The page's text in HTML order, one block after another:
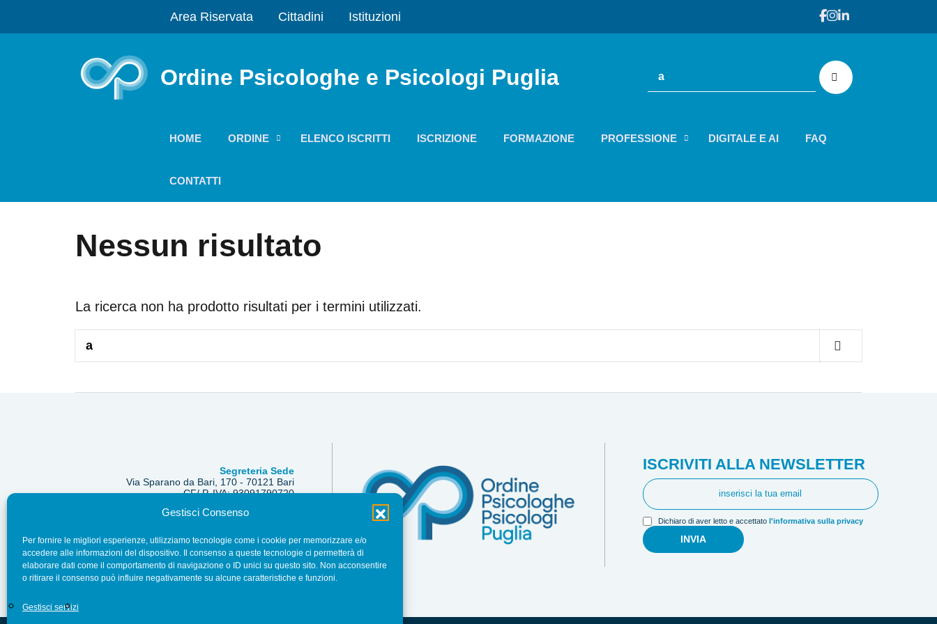
Gestisci Consenso
Per fornire le migliori esperienze, utilizziamo tecnologie come i cookie per memorizzare e/o
accedere alle informazioni del dispositivo. Il consenso a queste tecnologie ci permetterà di
elaborare dati come il comportamento di navigazione o ID unici su questo sito. Non acconsentire
o ritirare il consenso può influire negativamente su alcune caratteristiche e funzioni.
Gestisci servizi
Area Riservata Cittadini Istituzioni
Ordine Psicologhe e Psicologi Puglia
HOME ORDINE ELENCO ISCRITTI ISCRIZIONE FORMAZIONE PROFESSIONE DIGITALE E AI FAQ
CONTATTI
Nessun risultato
La ricerca non ha prodotto risultati per i termini utilizzati.
Segreteria Sede
Via Sparano da Bari, 170 - 70121 Bari
CF/ P. IVA: 93091790720
Pec: segreteria.psicologipuglia@psypec.it
+39 080.5421037
ISCRIVITI ALLA NEWSLETTER
Dichiaro di aver letto e accettato l'informativa sulla privacy
INVIA